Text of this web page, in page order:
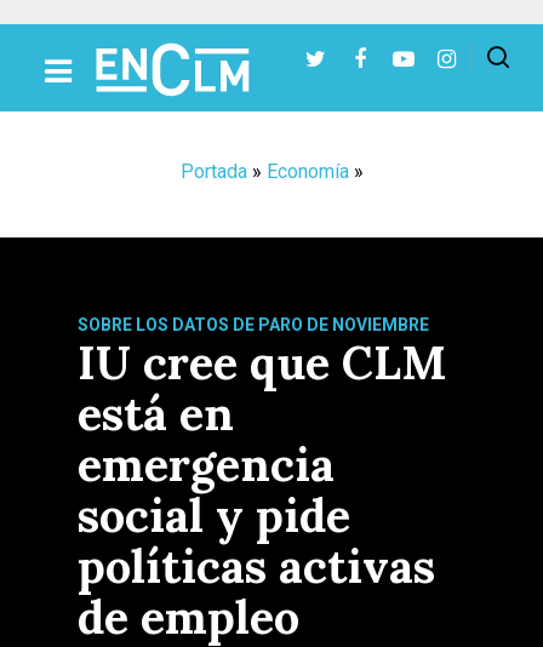
Portada» Economía»
SOBRE LOS DATOS DE PARO DE NOVIEMBRE
IU cree que CLM
está en
emergencia
social y pide
políticas activas
de empleo